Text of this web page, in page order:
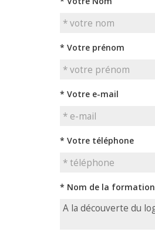
* Votre prénom
* Votre e-mail
* Votre téléphone
* Nom de la formation